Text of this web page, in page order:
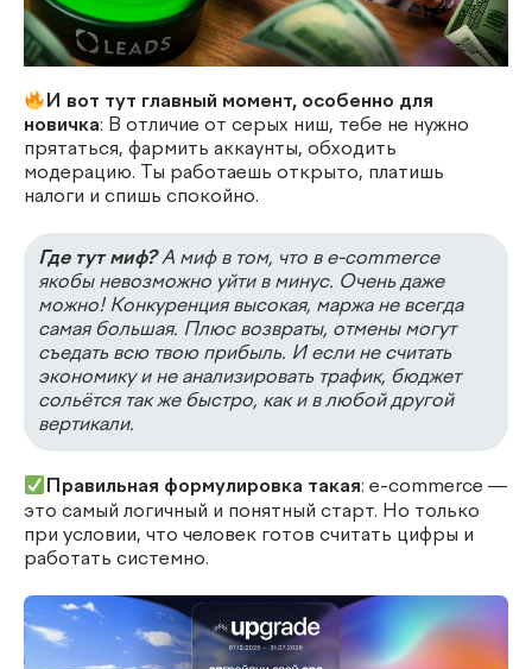
И вот тут главный момент, особенно для
новичка: В отличие от серых ниш, тебе не нужно
прятаться, фармить аккаунты, обходить
модерацию. Ты работаешь открыто, платишь
налоги и спишь спокойно.
Где тут миф?А миф в том, что в e-commerce
якобы невозможно уйти в минус. Очень даже
можно! Конкуренция высокая, маржа не всегда
самая большая. Плюс возвраты, отмены могут
съедать всю твою прибыль. И если не считать
экономику и не анализировать трафик, бюджет
сольётся так же быстро, как и в любой другой
вертикали.
Правильная формулировка такая: e-commerce —
это самый логичный и понятный старт. Но только
при условии, что человек готов считать цифры и
работать системно.